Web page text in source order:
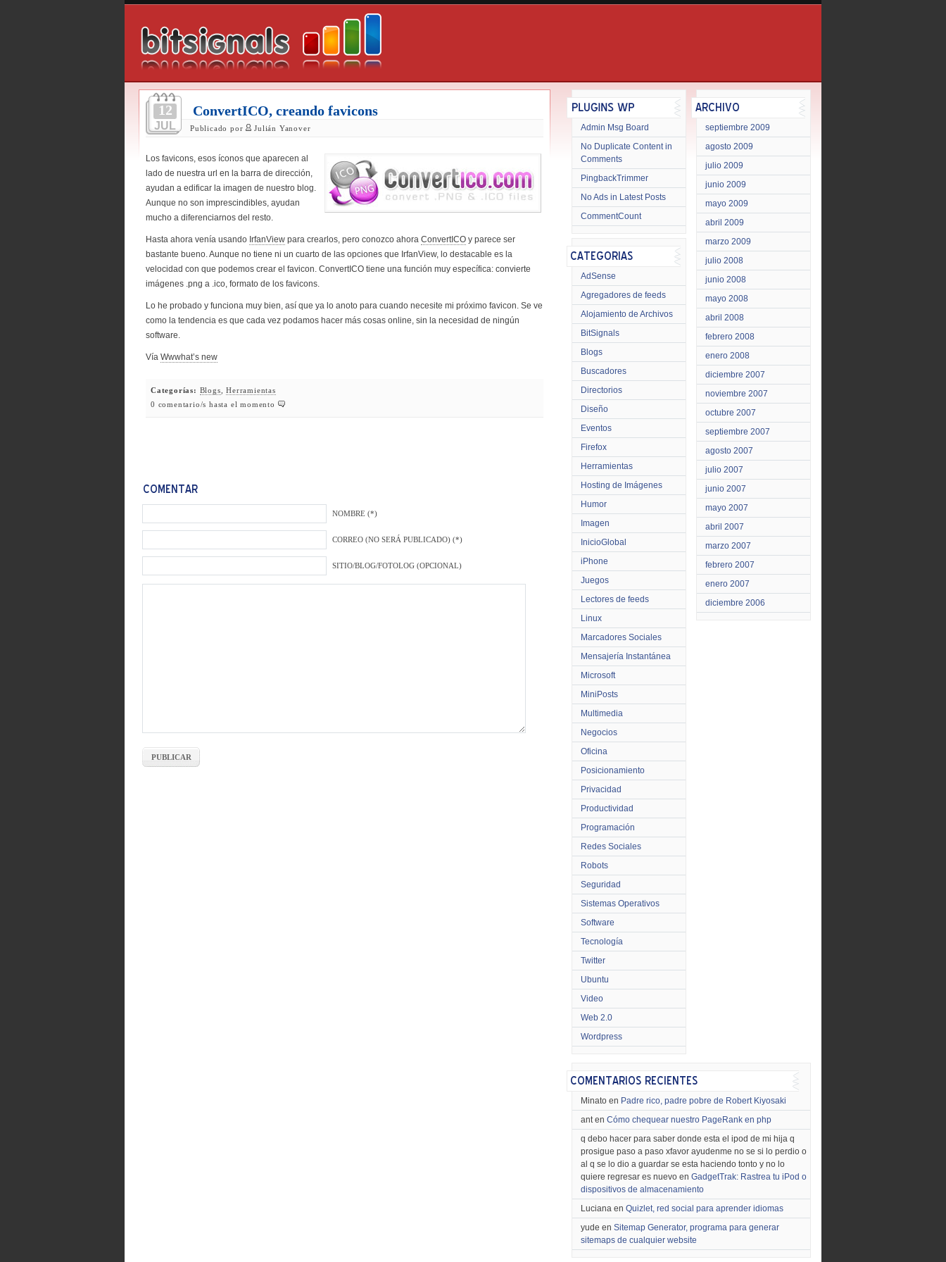
12
JUL
ConvertICO, creando favicons
Publicado por Julián Yanover
Los favicons, esos íconos que aparecen al
lado de nuestra url en la barra de dirección,
ayudan a edificar la imagen de nuestro blog.
Aunque no son imprescindibles, ayudan
mucho a diferenciarnos del resto.
Hasta ahora venía usando IrfanView para crearlos, pero conozco ahora ConvertICO y parece ser
bastante bueno. Aunque no tiene ni un cuarto de las opciones que IrfanView, lo destacable es la
velocidad con que podemos crear el favicon. ConvertICO tiene una función muy específica: convierte
imágenes .png a .ico, formato de los favicons.
Lo he probado y funciona muy bien, así que ya lo anoto para cuando necesite mi próximo favicon. Se ve
como la tendencia es que cada vez podamos hacer más cosas online, sin la necesidad de ningún
software.
Vía Wwwhat’s new
Categorías: Blogs ,Herramientas
0 comentario/s hasta el momento
NOMBRE (*)
CORREO (NO SERÁ PUBLICADO) (*)
SITIO/BLOG/FOTOLOG (OPCIONAL)
Admin Msg Board
No Duplicate Content in
Comments
PingbackTrimmer
No Ads in Latest Posts
CommentCount
AdSense
Agregadores de feeds
Alojamiento de Archivos
BitSignals
Blogs
Buscadores
Directorios
Diseño
Eventos
Firefox
Herramientas
Hosting de Imágenes
Humor
Imagen
InicioGlobal
iPhone
Juegos
Lectores de feeds
Linux
Marcadores Sociales
Mensajería Instantánea
Microsoft
MiniPosts
Multimedia
Negocios
Oficina
Posicionamiento
Privacidad
Productividad
Programación
Redes Sociales
Robots
Seguridad
Sistemas Operativos
Software
Tecnología
Twitter
Ubuntu
Video
Web 2.0
Wordpress
septiembre 2009
agosto 2009
julio 2009
junio 2009
mayo 2009
abril 2009
marzo 2009
julio 2008
junio 2008
mayo 2008
abril 2008
febrero 2008
enero 2008
diciembre 2007
noviembre 2007
octubre 2007
septiembre 2007
agosto 2007
julio 2007
junio 2007
mayo 2007
abril 2007
marzo 2007
febrero 2007
enero 2007
diciembre 2006
Minato en Padre rico, padre pobre de Robert Kiyosaki
ant en Cómo chequear nuestro PageRank en php
q debo hacer para saber donde esta el ipod de mi hija q
prosigue paso a paso xfavor ayudenme no se si lo perdio o
al q se lo dio a guardar se esta haciendo tonto y no lo
quiere regresar es nuevo en GadgetTrak: Rastrea tu iPod o
dispositivos de almacenamiento
Luciana en Quizlet, red social para aprender idiomas
yude en Sitemap Generator, programa para generar
sitemaps de cualquier website